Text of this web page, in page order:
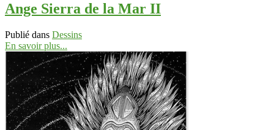
Ange Sierra de la Mar II
Publié dans Dessins
En savoir plus...